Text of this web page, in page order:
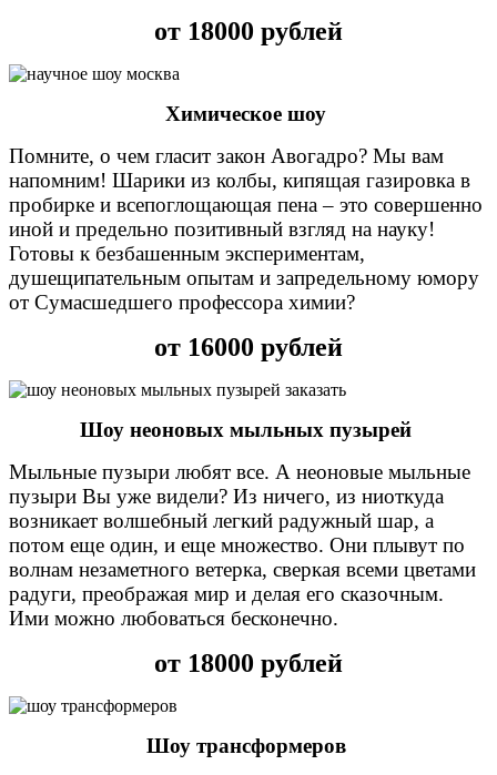
от 18000 рублей
Химическое шоу
Помните, о чем гласит закон Авогадро? Мы вам
напомним! Шарики из колбы, кипящая газировка в
пробирке и всепоглощающая пена – это совершенно
иной и предельно позитивный взгляд на науку!
Готовы к безбашенным экспериментам,
душещипательным опытам и запредельному юмору
от Сумасшедшего профессора химии?
от 16000 рублей
Шоу неоновых мыльных пузырей
Мыльные пузыри любят все. А неоновые мыльные
пузыри Вы уже видели? Из ничего, из ниоткуда
возникает волшебный легкий радужный шар, а
потом еще один, и еще множество. Они плывут по
волнам незаметного ветерка, сверкая всеми цветами
радуги, преображая мир и делая его сказочным.
Ими можно любоваться бесконечно.
от 18000 рублей
Шоу трансформеров